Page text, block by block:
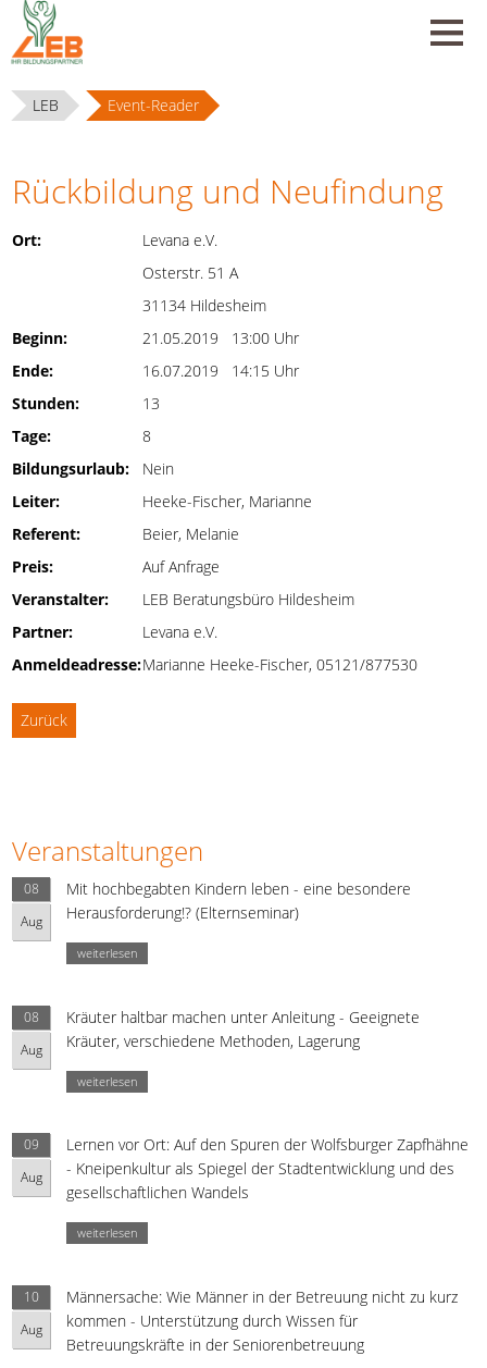
LEB Event-Reader
Rückbildung und Neufindung
Ort:
Levana e.V.
Osterstr. 51 A
31134 Hildesheim
Beginn:
21.05.2019 13:00 Uhr
Ende:
16.07.2019 14:15 Uhr
Stunden:
13
Tage:
8
Bildungsurlaub:
Nein
Leiter:
Heeke-Fischer, Marianne
Referent:
Beier, Melanie
Preis:
Auf Anfrage
Veranstalter:
LEB Beratungsbüro Hildesheim
Partner:
Levana e.V.
Anmeldeadresse:Marianne Heeke-Fischer, 05121/877530
Zurück
Veranstaltungen
08
Aug
Mit hochbegabten Kindern leben - eine besondere
Herausforderung!? (Elternseminar)
weiterlesen
08
Aug
Kräuter haltbar machen unter Anleitung - Geeignete
Kräuter, verschiedene Methoden, Lagerung
weiterlesen
09
Aug
Lernen vor Ort: Auf den Spuren der Wolfsburger Zapfhähne
- Kneipenkultur als Spiegel der Stadtentwicklung und des
gesellschaftlichen Wandels
weiterlesen
10
Aug
Männersache: Wie Männer in der Betreuung nicht zu kurz
kommen - Unterstützung durch Wissen für
Betreuungskräfte in der Seniorenbetreuung